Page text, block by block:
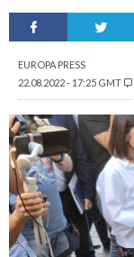
EUROPA PRESS
22.08.2022 - 17:25 GMT